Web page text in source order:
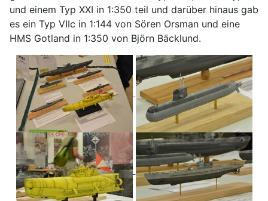
und einem Typ XXI in 1:350 teil und darüber hinaus gab
es ein Typ VIIc in 1:144 von Sören Orsman und eine
HMS Gotland in 1:350 von Björn Bäcklund.